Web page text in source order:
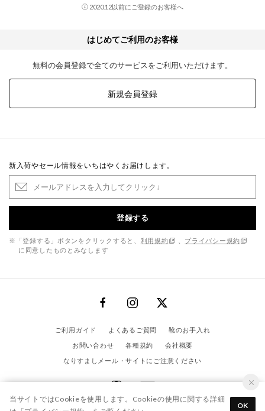
2020.12以前にご登録のお客様へ
はじめてご利用のお客様
無料の会員登録で全てのサービスをご利用いただけます。
新規会員登録
新入荷やセール情報をいちはやくお届けします。
登録する
※「登録する」ボタンをクリックすると、 利用規約
プライバシー規約
に同意したものとみなします
ご利用ガイド よくあるご質問
靴のお手入れ
お問い合わせ
各種規約
会社概要
なりすましメール・サイトにご注意ください
当サイトではCookieを使用します。Cookieの使用に関する詳細
OK